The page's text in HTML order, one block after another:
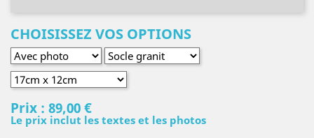
CHOISISSEZ VOS OPTIONS
Prix : 89,00 €
Le prix inclut les textes et les photos